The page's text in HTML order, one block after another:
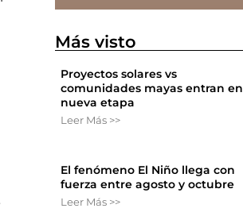
Más visto
Proyectos solares vs
comunidades mayas entran en
nueva etapa
Leer Más >>
El fenómeno El Niño llega con
fuerza entre agosto y octubre
Leer Más >>